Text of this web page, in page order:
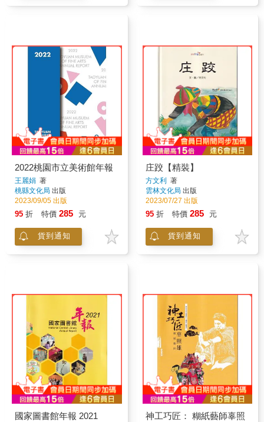
2022桃園市立美術館年報
王麗娟 著
桃縣文化局 出版
2023/09/05 出版
95 折 特價 285 元
貨到通知
庄跤【精裝】
方文利
著
雲林文化局 出版
2023/07/27 出版
95 折 特價 285 元
貨到通知
國家圖書館年報 2021
神工巧匠： 糊紙藝師辜照